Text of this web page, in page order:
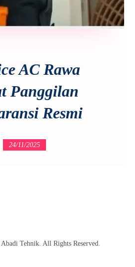
AC Rawa
Panggilan
Resmi
24/11/2025
Tehnik. All Rights Reserved.